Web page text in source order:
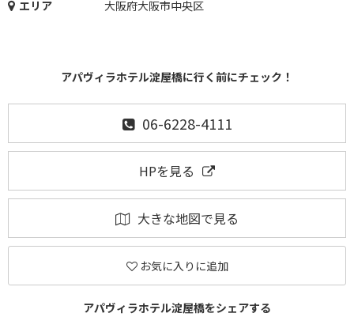
エリア 大阪府大阪市中央区
アパヴィラホテル淀屋橋に行く前にチェック！
06-6228-4111
HPを見る
大きな地図で見る
お気に入りに追加
アパヴィラホテル淀屋橋をシェアする